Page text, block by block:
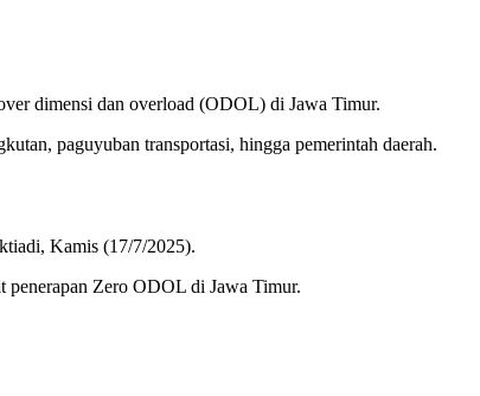
dimensi dan overload (ODOL) di Jawa Timur.
paguyuban transportasi, hingga pemerintah daerah.
Kamis (17/7/2025).
penerapan Zero ODOL di Jawa Timur.